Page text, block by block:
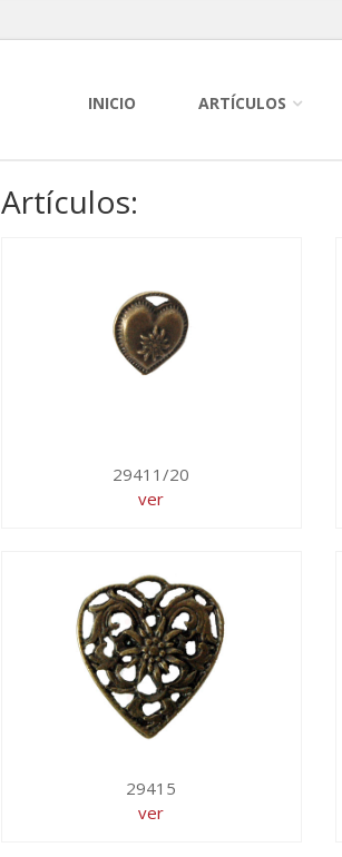
INICIO ARTÍCULOS
Artículos:
29411/20
ver
29415
ver